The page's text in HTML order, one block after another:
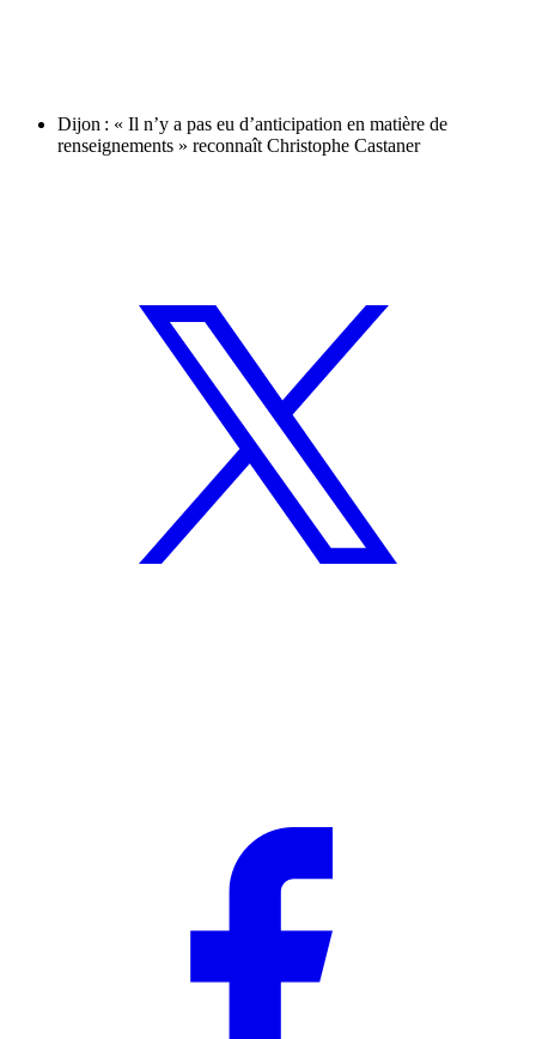
Dijon : « Il n’y a pas eu d’anticipation en matière de
renseignements » reconnaît Christophe Castaner